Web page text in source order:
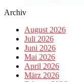
Archiv
August 2026
Juli 2026
Juni 2026
Mai 2026
April 2026
März 2026